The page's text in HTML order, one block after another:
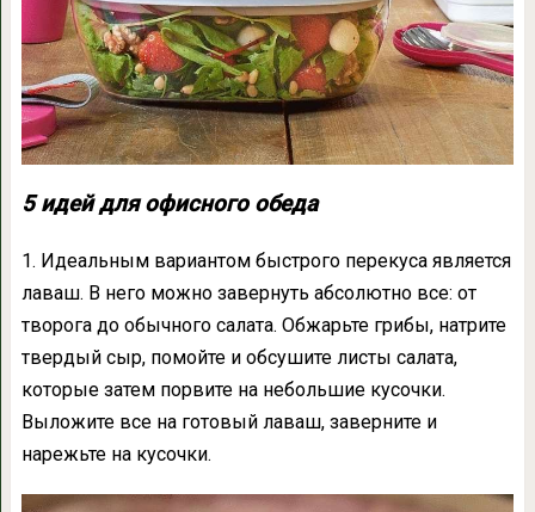
5 идей для офисного обеда
1. Идеальным вариантом быстрого перекуса является
лаваш. В него можно завернуть абсолютно все: от
творога до обычного салата. Обжарьте грибы, натрите
твердый сыр, помойте и обсушите листы салата,
которые затем порвите на небольшие кусочки.
Выложите все на готовый лаваш, заверните и
нарежьте на кусочки.